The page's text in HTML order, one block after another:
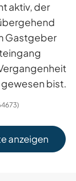
aktiv, der
Gastgeber
gewesen bist.
anzeigen